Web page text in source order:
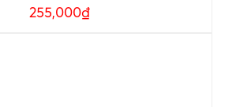
255,000₫